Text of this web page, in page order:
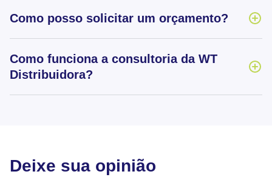
Como posso solicitar um orçamento?
Como funciona a consultoria da WT
Distribuidora?
Deixe sua opinião